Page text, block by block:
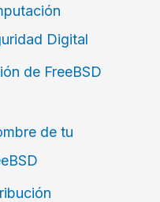
profile
Digital
de FreeBSD
de tu